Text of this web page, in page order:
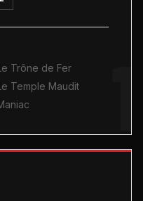
Trône de Fer
Temple Maudit